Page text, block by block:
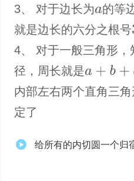
3、 对于边长为a 的等
就是边长的六分之根号
4、 对于一般三角形
径，周长就是a+ b+c
内部左右两个直角三
定了
给所有的内切圆一个归